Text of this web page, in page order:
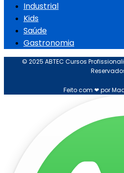
Industrial
Kids
Saúde
Gastronomia
© 2025 ABTEC Cursos
Feito com ❤ por